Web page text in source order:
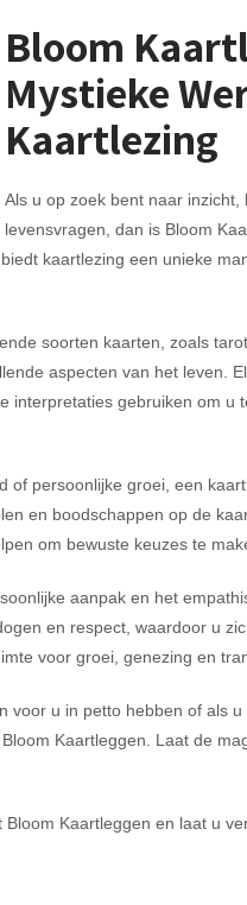
Bloom
Mystieke
Kaartlezing
Als u op zoek bent naar
levensvragen, dan is Bloom
kaartlezing een unieke
soorten kaarten, zoals
aspecten van het leven.
interpretaties gebruiken om u
of persoonlijke groei, een
en boodschappen op de
om bewuste keuzes te
aanpak en het
en respect, waardoor u
voor groei, genezing en
voor u in petto hebben of als
Kaartleggen. Laat de
Kaartleggen en laat u